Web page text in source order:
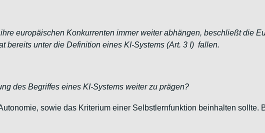
europäischen Konkurrenten immer weiter abhängen, beschließt die
bereits unter die Definition eines KI-Systems (Art. 3 I) fallen.
des Begriffes eines KI-Systems weiter zu prägen?
sowie das Kriterium einer Selbstlernfunktion beinhalten sollte.